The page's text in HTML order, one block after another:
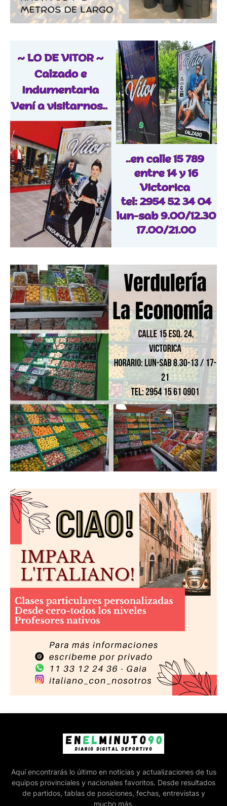
Aquí encontrarás lo último en noticias y actualizaciones de tus
equipos provinciales y nacionales favoritos. Desde resultados
de partidos, tablas de posiciones, fechas, entrevistas y
mucho más.